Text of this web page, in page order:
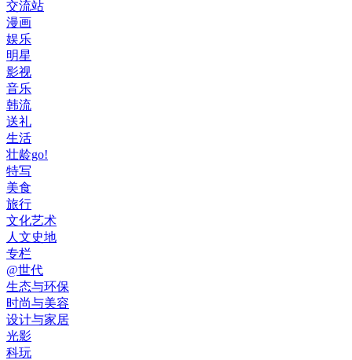
交流站
漫画
娱乐
明星
影视
音乐
韩流
送礼
生活
壮龄go!
特写
美食
旅行
文化艺术
人文史地
专栏
@世代
生态与环保
时尚与美容
设计与家居
光影
科玩